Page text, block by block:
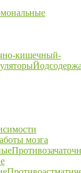
кишечный-
мозга